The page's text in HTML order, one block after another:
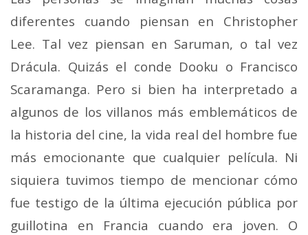
diferentes cuando piensan en Christopher
Lee. Tal vez piensan en Saruman, o tal vez
Drácula. Quizás el conde Dooku o Francisco
Scaramanga. Pero si bien ha interpretado a
algunos de los villanos más emblemáticos de
la historia del cine, la vida real del hombre fue
más emocionante que cualquier película. Ni
siquiera tuvimos tiempo de mencionar cómo
fue testigo de la última ejecución pública por
guillotina en Francia cuando era joven. O